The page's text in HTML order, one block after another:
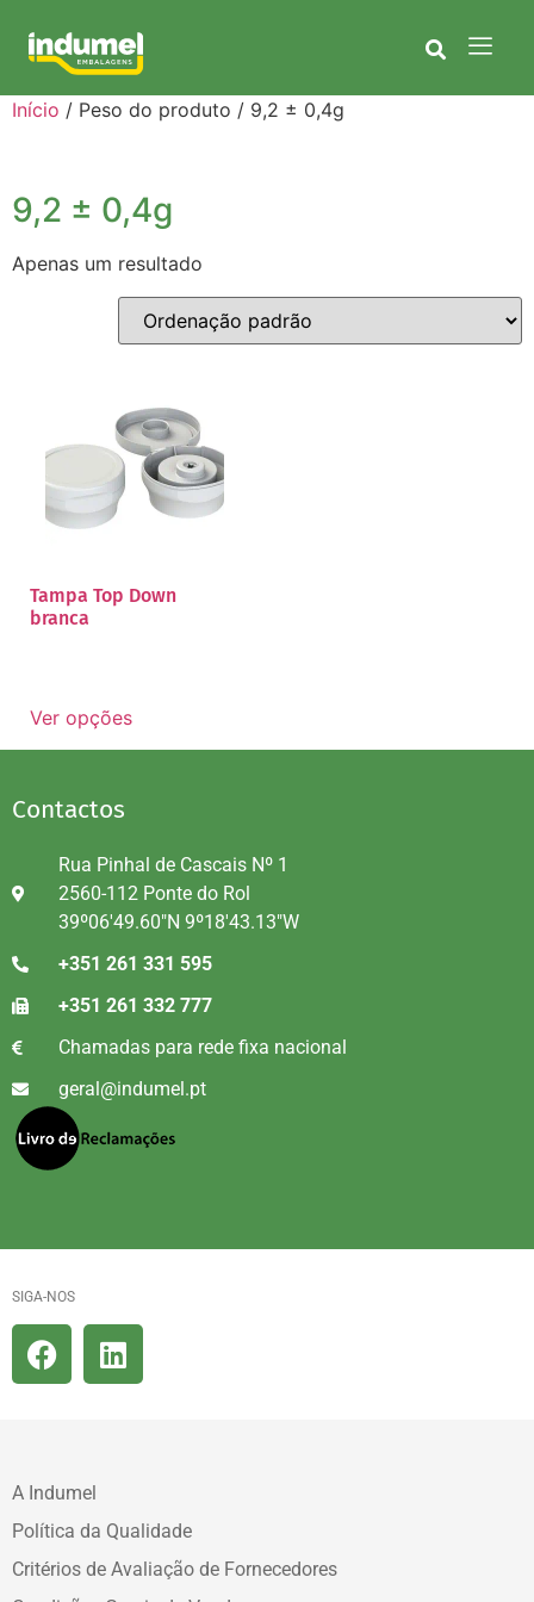
Início / Peso do produto / 9,2 ± 0,4g
9,2 ± 0,4g
Apenas um resultado
Tampa Top Down
branca
Ver opções
Contactos
Rua Pinhal de Cascais Nº 1
2560-112 Ponte do Rol
39º06'49.60"N 9º18'43.13"W
+351 261 331 595
+351 261 332 777
Chamadas para rede fixa nacional
geral@indumel.pt
SIGA-NOS
A Indumel
Política da Qualidade
Critérios de Avaliação de Fornecedores